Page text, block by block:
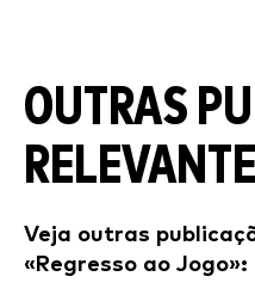
OUTRAS
Veja outras
«Regresso ao Jogo»: